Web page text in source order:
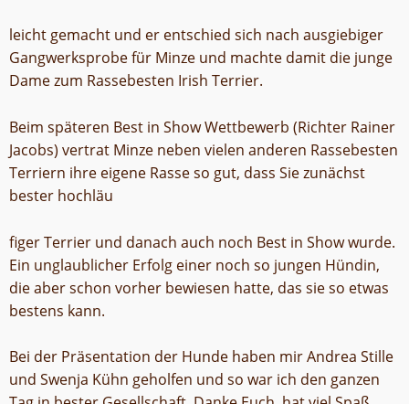
leicht gemacht und er entschied sich nach ausgiebiger
Gangwerksprobe für Minze und machte damit die junge
Dame zum Rassebesten Irish Terrier.
Beim späteren Best in Show Wettbewerb (Richter Rainer
Jacobs) vertrat Minze neben vielen anderen Rassebesten
Terriern ihre eigene Rasse so gut, dass Sie zunächst
bester hochläu
figer Terrier und danach auch noch Best in Show wurde.
Ein unglaublicher Erfolg einer noch so jungen Hündin,
die aber schon vorher bewiesen hatte, das sie so etwas
bestens kann.
Bei der Präsentation der Hunde haben mir Andrea Stille
und Swenja Kühn geholfen und so war ich den ganzen